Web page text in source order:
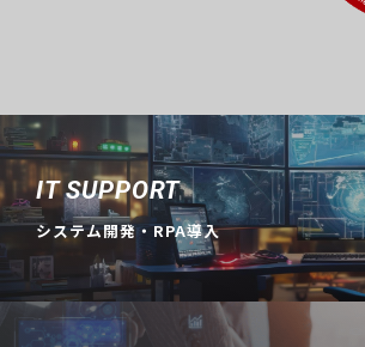
IT SUPPORT
システム開発・RPA導入